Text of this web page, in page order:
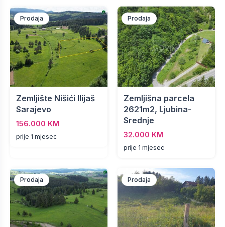
Prodaja
Zemljište Nišići Ilijaš
Sarajevo
156.000 KM
prije 1 mjesec
Prodaja
Zemljišna parcela
2621m2, Ljubina-
Srednje
32.000 KM
prije 1 mjesec
Prodaja Prodaja